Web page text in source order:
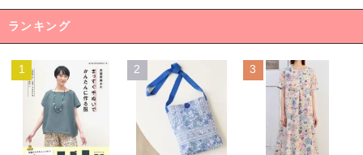
ランキング
1 2 3